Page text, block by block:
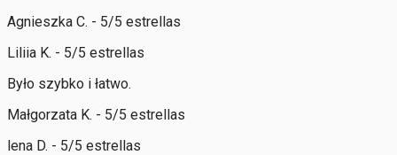
Agnieszka C. - 5/5 estrellas
Liliia K. - 5/5 estrellas
Było szybko i łatwo.
Małgorzata K. - 5/5 estrellas
lena D. - 5/5 estrellas